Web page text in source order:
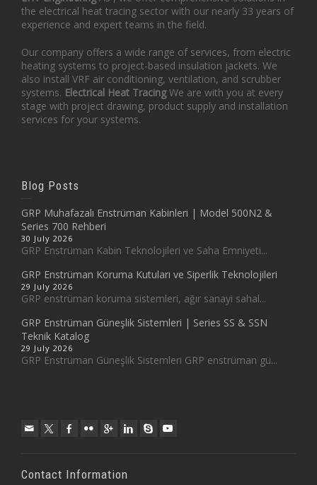
the electrical heat tracing sector with our nearly 33 years of
experience and expert teams in the field.
Our company offers a wide range of services, from electric
heating systems to project-based insulation jackets. We
also install VRF air conditioning, ventilation, and scrubber
systems. Electrical Heat TracingWe are with you at every
stage with project drawing, product supply and installation
services for your systems.
Blog Posts
GRP Muhafazalı Enstrüman Kabinleri | Model 500N2 &
Series 700 Rehberi
30 July 2026
GRP Enstrüman Kabin Teknolojileri ve Saha Emniyeti...
GRP Enstrüman Koruma Kutuları ve Siperlik Teknolojileri
29 July 2026
GRP enstrüman koruma sistemleri, ağır sanayi sahal...
GRP Enstrüman Güneşlik Sistemleri | Series SS & SSN
Teknik Katalog
29 July 2026
GRP Enstrüman Güneşlik Sistemleri GRP enstrüman gü...
Contact Information